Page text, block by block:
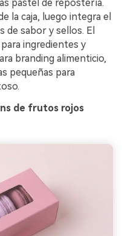
pastel de repostería.
la caja, luego integra el
de sabor y sellos. El
ingredientes y
branding alimenticio,
pequeñas para
de frutos rojos